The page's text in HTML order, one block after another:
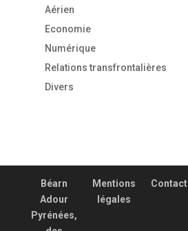
Aérien
Economie
Numérique
Relations transfrontalières
Divers
Béarn
Adour
Pyrénées,
Mentions
légales
Contact